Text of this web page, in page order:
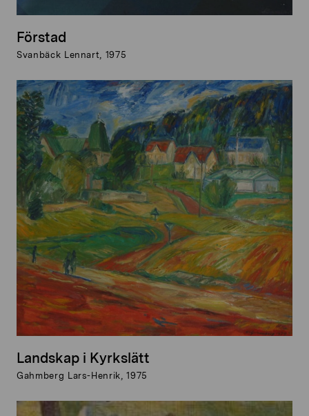
Förstad
Svanbäck Lennart, 1975
Landskap i Kyrkslätt
Gahmberg Lars-Henrik, 1975